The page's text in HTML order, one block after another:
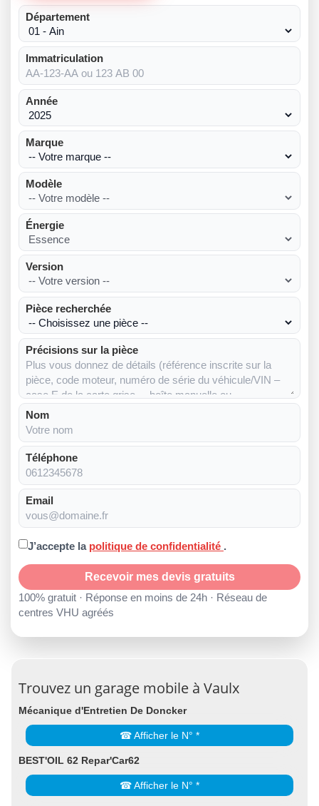
Département
Immatriculation
Année
Marque
Modèle
Énergie
Version
Pièce recherchée
Précisions sur la pièce
Nom
Téléphone
Email
J’accepte la politique de confidentialité .
Recevoir mes devis gratuits
100% gratuit · Réponse en moins de 24h · Réseau de
centres VHU agréés
Trouvez un garage mobile à Vaulx
Mécanique d'Entretien De Doncker
☎ Afficher le N° *
BEST'OIL 62 Repar'Car62
☎ Afficher le N° *